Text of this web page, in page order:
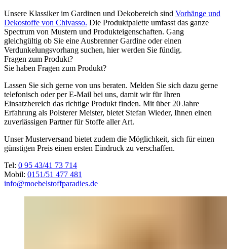
Unsere Klassiker im Gardinen und Dekobereich sind Vorhänge und
Dekostoffe von Chivasso. Die Produktpalette umfasst das ganze
Spectrum von Mustern und Produkteigenschaften. Gang
gleichgültig ob Sie eine Ausbrenner Gardine oder einen
Verdunkelungsvorhang suchen, hier werden Sie fündig.
Fragen zum Produkt?
Sie haben Fragen zum Produkt?
Lassen Sie sich gerne von uns beraten. Melden Sie sich dazu gerne
telefonisch oder per E-Mail bei uns, damit wir für Ihren
Einsatzbereich das richtige Produkt finden. Mit über 20 Jahre
Erfahrung als Polsterer Meister, bietet Stefan Wieder, Ihnen einen
zuverlässigen Partner für Stoffe aller Art.
Unser Musterversand bietet zudem die Möglichkeit, sich für einen
günstigen Preis einen ersten Eindruck zu verschaffen.
Tel: 0 95 43/41 73 714
Mobil: 0151/51 477 481
info@moebelstoffparadies.de